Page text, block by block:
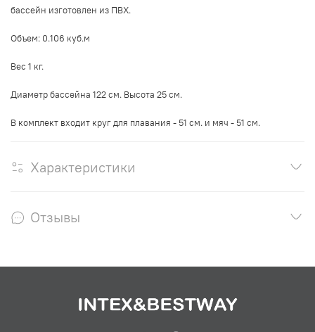
бассейн изготовлен из ПВХ.
Объем: 0.106 куб.м
Вес 1 кг.
Диаметр бассейна 122 см. Высота 25 см.
В комплект входит круг для плавания - 51 см. и мяч - 51 см.
Характеристики
Отзывы